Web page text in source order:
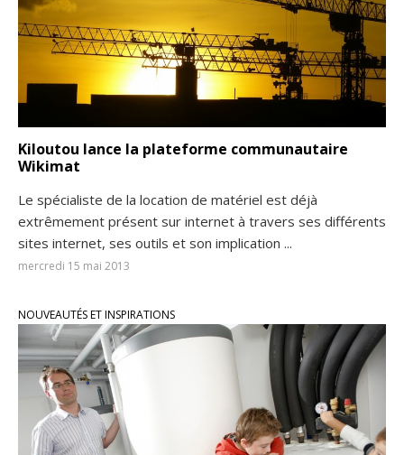
Kiloutou lance la plateforme communautaire
Wikimat
Le spécialiste de la location de matériel est déjà
extrêmement présent sur internet à travers ses différents
sites internet, ses outils et son implication ...
mercredi 15 mai 2013
NOUVEAUTÉS ET INSPIRATIONS